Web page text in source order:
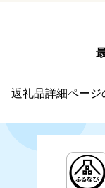
返礼品詳細ページ